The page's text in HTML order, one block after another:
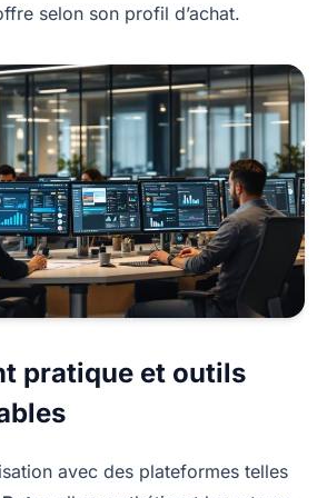
selon son profil d’achat.
pratique et outils
avec des plateformes telles